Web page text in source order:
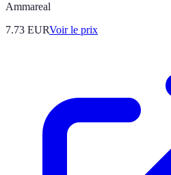
Ammareal
7.73 EURVoir le prix